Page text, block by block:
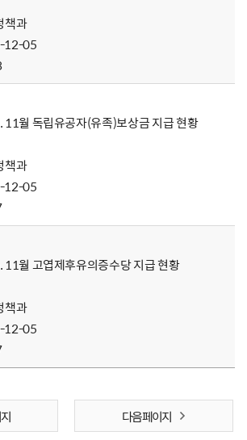
책과
12-05
월 독립유공자(유족)보상금 지급 현황
책과
12-05
월 고엽제후유의증수당 지급 현황
책과
12-05
다음 페이지